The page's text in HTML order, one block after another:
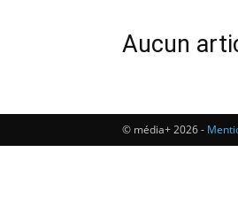
Aucun
© média+ 2026 -